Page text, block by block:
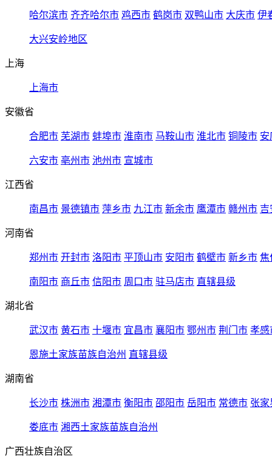
哈尔滨市 齐齐哈尔市 鸡西市 鹤岗市 双鸭山市 大庆市 伊
大兴安岭地区
上海
上海市
安徽省
合肥市 芜湖市 蚌埠市 淮南市 马鞍山市 淮北市 铜陵市 安
六安市 亳州市 池州市 宣城市
江西省
南昌市 景德镇市 萍乡市 九江市 新余市 鹰潭市 赣州市 吉
河南省
郑州市 开封市 洛阳市 平顶山市 安阳市 鹤壁市 新乡市 焦
南阳市 商丘市 信阳市 周口市 驻马店市 直辖县级
湖北省
武汉市 黄石市 十堰市 宜昌市 襄阳市 鄂州市 荆门市 孝感
恩施土家族苗族自治州 直辖县级
湖南省
长沙市 株洲市 湘潭市 衡阳市 邵阳市 岳阳市 常德市 张家
娄底市 湘西土家族苗族自治州
广西壮族自治区